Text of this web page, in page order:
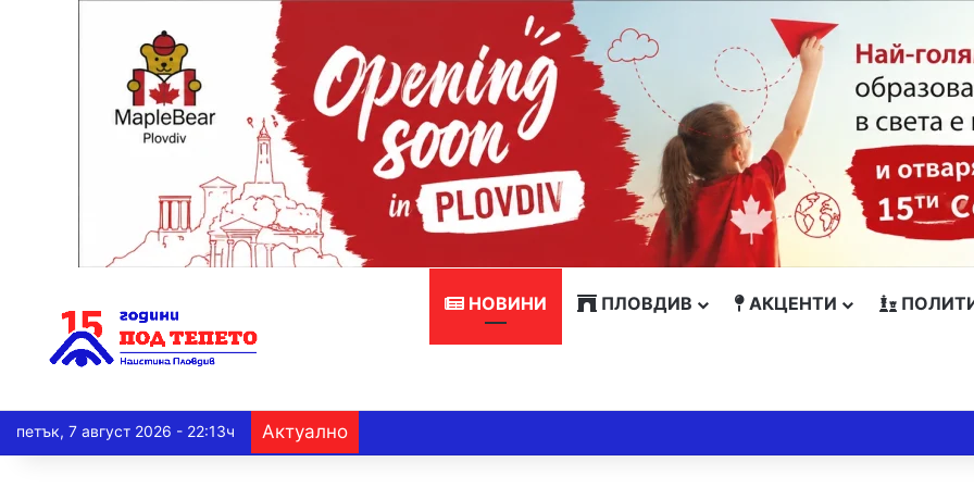
НОВИНИ ПЛОВДИВ АКЦЕНТИ
петък, 7 август 2026 - 22:13ч Актуално